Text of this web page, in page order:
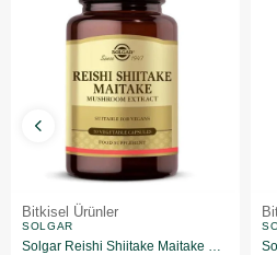
Bitkisel Ürünler
SOLGAR
Solgar Reishi Shiitake Maitake Mushroom Extract 50 Kapsül